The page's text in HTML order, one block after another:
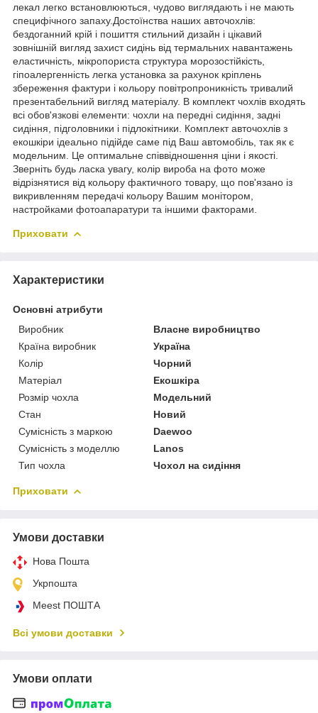
лекал легко встановлюються, чудово виглядають і не мають
специфічного запаху.Достоїнства наших авточохлів:
бездоганний крій і пошиття стильний дизайн і цікавий
зовнішній вигляд захист сидінь від термальних навантажень
еластичність, мікропориста структура морозостійкість,
гіпоалергенність легка установка за рахунок кріплень
збереження фактури і кольору повітропроникність тривалий
презентабельний вигляд матеріалу. В комплект чохлів входять
всі обов'язкові елементи: чохли на передні сидіння, задні
сидіння, підголовники і підлокітники. Комплект авточохлів з
екошкіри ідеально підійде саме під Ваш автомобіль, так як є
модельним. Це оптимальне співвідношення ціни і якості.
Зверніть будь ласка увагу, колір вироба на фото може
відрізнятися від кольору фактичного товару, що пов'язано із
викривленням передачі кольору Вашим монітором,
настройками фотоапаратури та іншими факторами.
Приховати
Характеристики
Основні атрибути
Виробник
Власне виробництво
Країна виробник
Україна
Колір
Чорний
Матеріал
Екошкіра
Розмір чохла
Модельний
Стан
Новий
Сумісність з маркою
Daewoo
Сумісність з моделлю
Lanos
Тип чохла
Чохол на сидіння
Приховати
Умови доставки
Нова Пошта
Укрпошта
Meest ПОШТА
Всі умови доставки
Умови оплати